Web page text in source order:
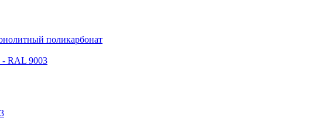
поликарбонат
RAL 9003